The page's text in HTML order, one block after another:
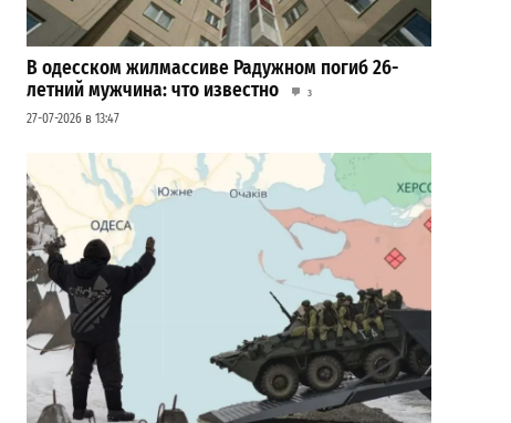
В одесском жилмассиве Радужном погиб 26-
летний мужчина: что известно
3
27-07-2026 в 13:47